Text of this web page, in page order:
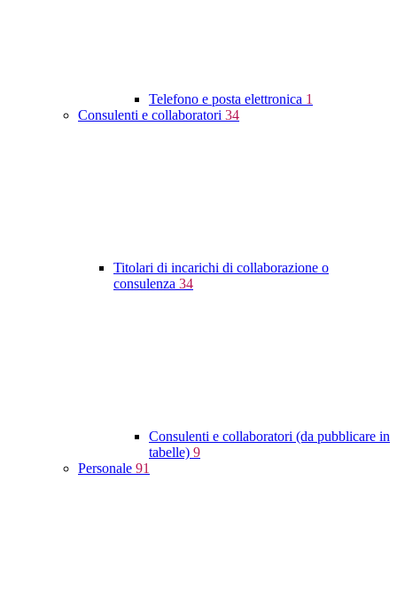
Telefono e posta elettronica 1
Consulenti e collaboratori 34
Titolari di incarichi di collaborazione o
consulenza 34
Consulenti e collaboratori (da pubblicare in
tabelle) 9
Personale 91